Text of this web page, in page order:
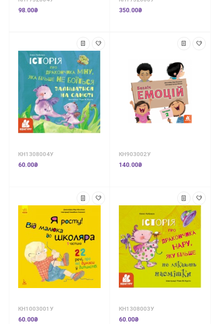
98.00₴ 350.00₴
КН1308004У
60.00₴
КН903002У
140.00₴
КН1003001У
60.00₴
КН1308003У
60.00₴